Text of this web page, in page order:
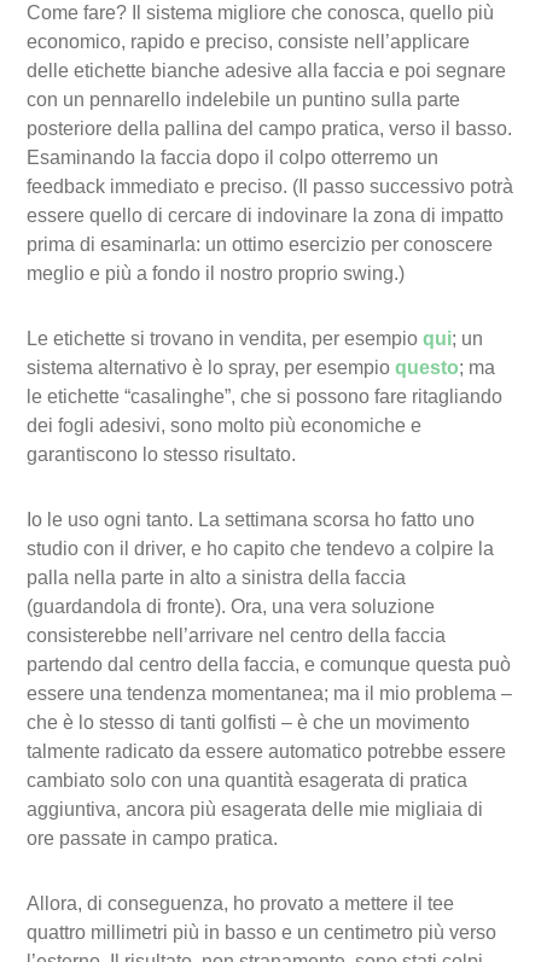
Come fare? Il sistema migliore che conosca, quello più
economico, rapido e preciso, consiste nell’applicare
delle etichette bianche adesive alla faccia e poi segnare
con un pennarello indelebile un puntino sulla parte
posteriore della pallina del campo pratica, verso il basso.
Esaminando la faccia dopo il colpo otterremo un
feedback immediato e preciso. (Il passo successivo potrà
essere quello di cercare di indovinare la zona di impatto
prima di esaminarla: un ottimo esercizio per conoscere
meglio e più a fondo il nostro proprio swing.)
Le etichette si trovano in vendita, per esempioqui; un
sistema alternativo è lo spray, per esempioquesto; ma
le etichette “casalinghe”, che si possono fare ritagliando
dei fogli adesivi, sono molto più economiche e
garantiscono lo stesso risultato.
Io le uso ogni tanto. La settimana scorsa ho fatto uno
studio con il driver, e ho capito che tendevo a colpire la
palla nella parte in alto a sinistra della faccia
(guardandola di fronte). Ora, una vera soluzione
consisterebbe nell’arrivare nel centro della faccia
partendo dal centro della faccia, e comunque questa può
essere una tendenza momentanea; ma il mio problema –
che è lo stesso di tanti golfisti – è che un movimento
talmente radicato da essere automatico potrebbe essere
cambiato solo con una quantità esagerata di pratica
aggiuntiva, ancora più esagerata delle mie migliaia di
ore passate in campo pratica.
Allora, di conseguenza, ho provato a mettere il tee
quattro millimetri più in basso e un centimetro più verso